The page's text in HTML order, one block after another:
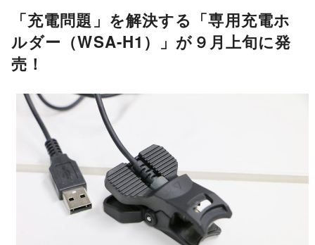
「充電問題」を解決する「専用充電ホ
ルダー（WSA-H1）」が９月上旬に発
売！